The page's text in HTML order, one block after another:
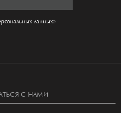
данных»
С НАМИ